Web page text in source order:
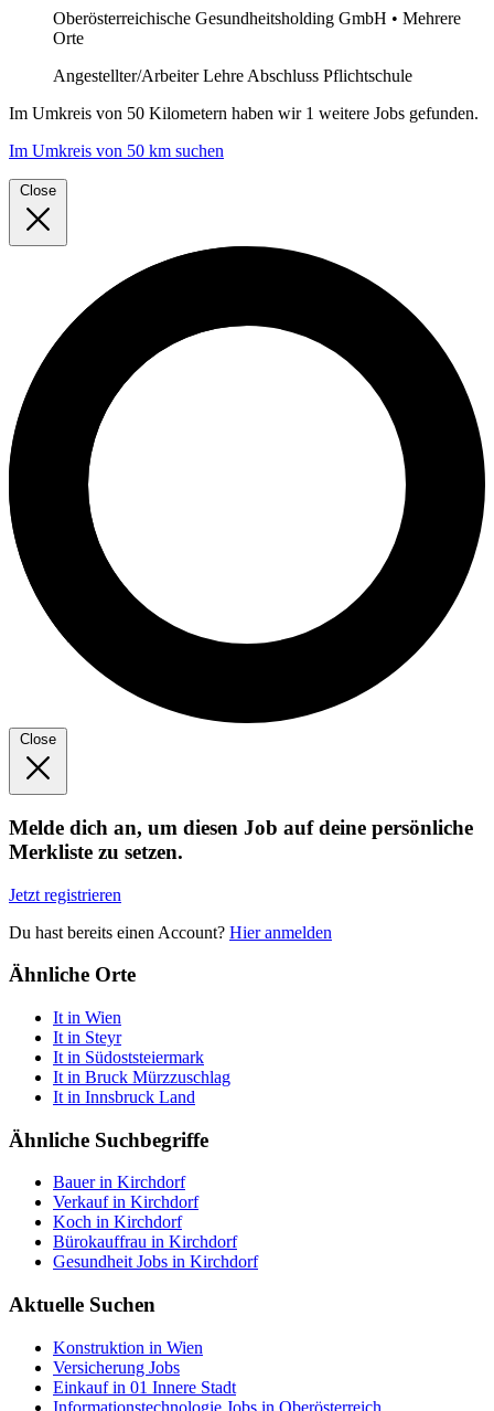
Oberösterreichische Gesundheitsholding GmbH • Mehrere
Orte
Angestellter/ArbeiterLehre Abschluss Pflichtschule
Im Umkreis von 50 Kilometern haben wir 1 weitere Jobs gefunden.
Im Umkreis von 50 km suchen
Close
Close
Melde dich an, um diesen Job auf deine persönliche
Merkliste zu setzen.
Jetzt registrieren
Du hast bereits einen Account? Hier anmelden
Ähnliche Orte
It in Wien
It in Steyr
It in Südoststeiermark
It in Bruck Mürzzuschlag
It in Innsbruck Land
Ähnliche Suchbegriffe
Bauer in Kirchdorf
Verkauf in Kirchdorf
Koch in Kirchdorf
Bürokauffrau in Kirchdorf
Gesundheit Jobs in Kirchdorf
Aktuelle Suchen
Konstruktion in Wien
Versicherung Jobs
Einkauf in 01 Innere Stadt
Informationstechnologie Jobs in Oberösterreich